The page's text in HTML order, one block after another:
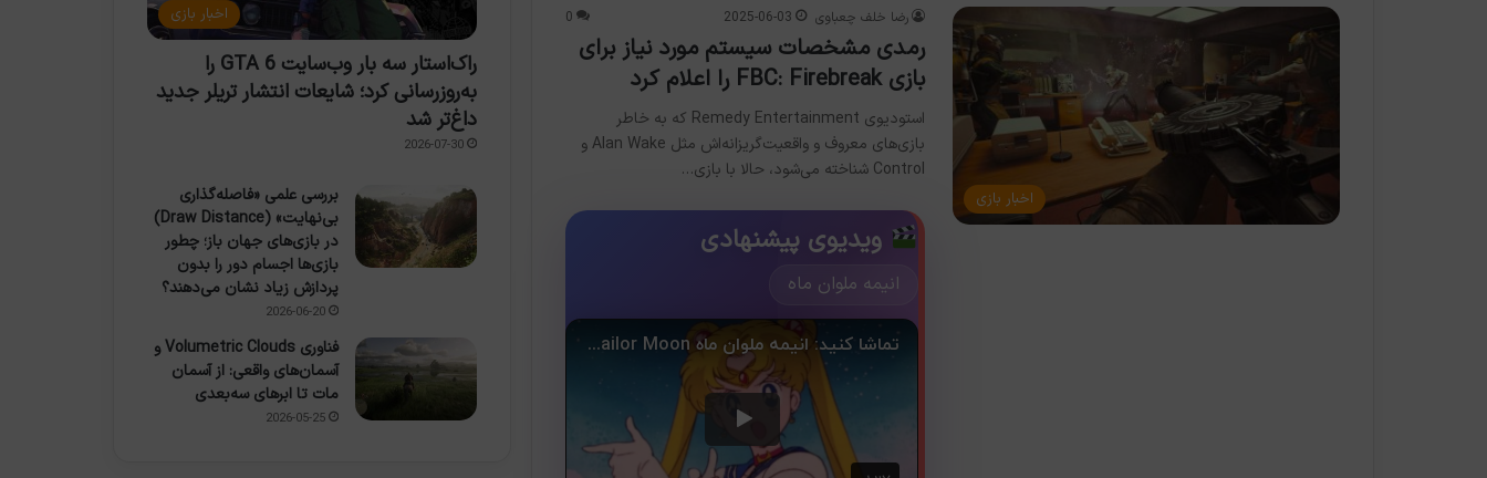
اخبار بازی
رضا خلف چعباوی 2025-06-03
0
رمدی مشخصات سیستم مورد نیاز برای
بازی FBC: Firebreak را اعلام کرد
استودیوی Remedy Entertainment که به خاطر
بازی‌های معروف و واقعیت‌گریزانه‌اش مثل Alan Wake و
Control شناخته می‌شود، حالا با بازی…
ویدیوی پیشنهادی
انیمه ملوان ماه
اخبار بازی
راک‌استار سه بار وب‌سایت GTA 6 را
به‌روزرسانی کرد؛ شایعات انتشار تریلر جدید
داغ‌تر شد
2026-07-30
بررسی علمی «فاصله‌گذاری
بی‌نهایت» (Draw Distance)
در بازی‌های جهان باز؛ چطور
بازی‌ها اجسام دور را بدون
پردازش زیاد نشان می‌دهند؟
2026-06-20
فناوری Volumetric Clouds و
آسمان‌های واقعی: از آسمان
مات تا ابرهای سه‌بعدی
2026-05-25